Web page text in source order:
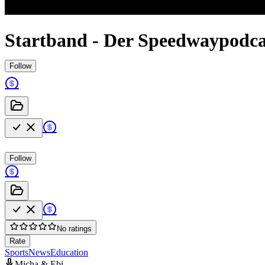
Startband - Der
Follow
Follow
No ratings
Rate
SportsNewsEducation